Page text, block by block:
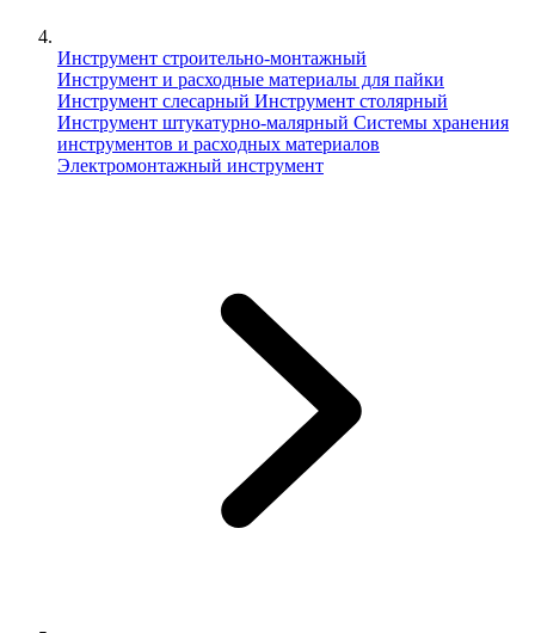
Инструмент строительно-монтажный
Инструмент и расходные материалы для пайки
Инструмент слесарный Инструмент столярный
Инструмент штукатурно-малярный Сиcтемы хранения
инструментов и расходных материалов
Электромонтажный инструмент